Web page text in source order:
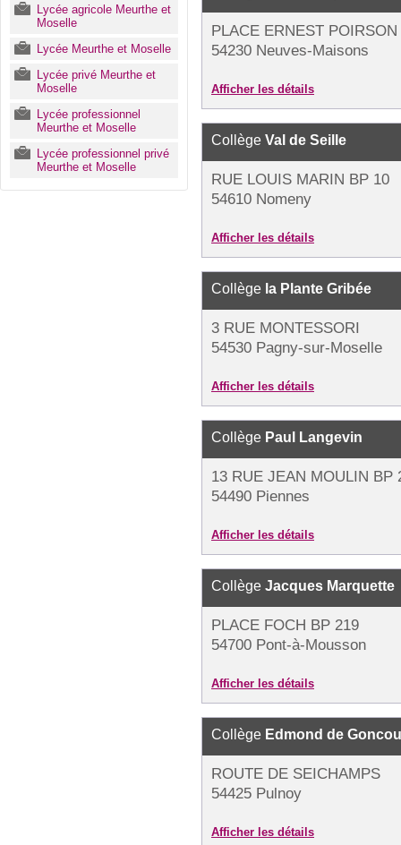
Lycée agricole Meurthe et
Moselle
Lycée Meurthe et Moselle
Lycée privé Meurthe et
Moselle
Lycée professionnel
Meurthe et Moselle
Lycée professionnel privé
Meurthe et Moselle
PLACE ERNEST POIRSON
54230 Neuves-Maisons
Afficher les détails
Collège Val de Seille
RUE LOUIS MARIN BP 10
54610 Nomeny
Afficher les détails
Collège la Plante Gribée
3 RUE MONTESSORI
54530 Pagny-sur-Moselle
Afficher les détails
Collège Paul Langevin
13 RUE JEAN MOULIN BP
54490 Piennes
Afficher les détails
Collège Jacques Marquette
PLACE FOCH BP 219
54700 Pont-à-Mousson
Afficher les détails
Collège Edmond de
ROUTE DE SEICHAMPS
54425 Pulnoy
Afficher les détails